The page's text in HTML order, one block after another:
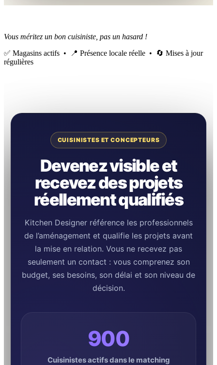
Vous méritez un bon cuisiniste, pas un hasard !
✅ Magasins actifs • 📍 Présence locale réelle • 🔄 Mises à jour
régulières
CUISINISTES ET CONCEPTEURS
Devenez visible et
recevez des projets
réellement qualifiés
Kitchen Designer référence les professionnels
de l’aménagement et qualifie les projets avant
la mise en relation. Vous ne recevez pas
seulement un contact : vous comprenez son
budget, ses besoins, son délai et son niveau de
décision.
900
Cuisinistes actifs dans le matching